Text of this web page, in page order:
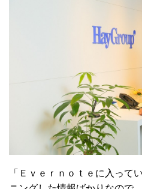
「Ｅｖｅｒｎｏｔｅに入って